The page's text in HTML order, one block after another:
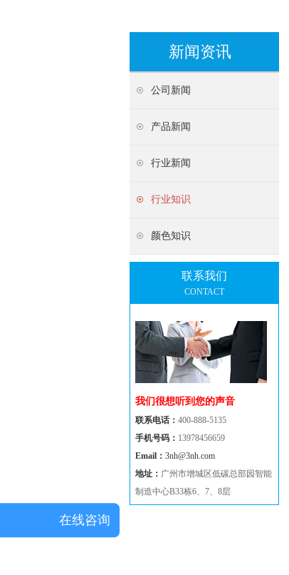
新闻资讯
公司新闻
产品新闻
行业新闻
行业知识
颜色知识
联系我们
CONTACT
我们很想听到您的声音
联系电话： 400-888-5135
手机号码： 13978456659
Email： 3nh@3nh.com
地址： 广州市增城区低碳总部园智能
制造中心B33栋6、7、8层
在线咨询